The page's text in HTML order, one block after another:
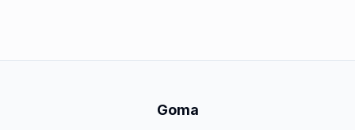
Goma